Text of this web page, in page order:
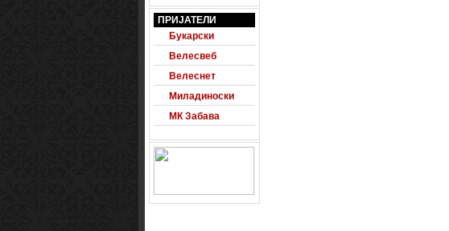
ПРИЈАТЕЛИ
Будна правда
Букарски
Велесвеб
Велеснет
Миладиноски
МК Забава
Паблишер